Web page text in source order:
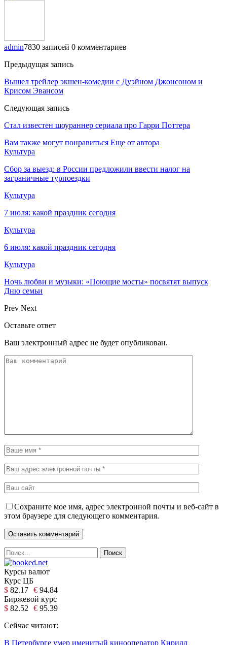
admin7830 записей 0 комментариев
Предыдущая запись
Вышел трейлер экшен-комедии с Дуэйном Джонсоном и
Крисом Эвансом
Следующая запись
Стал известен шоураннер сериала про Гарри Поттера
Вам также могут понравиться Еще от автора
Культура
Сбор за выезд: в России предложили ввести налог на
заграничные турпоездки
Культура
7 июля: какой праздник сегодня
Культура
6 июля: какой праздник сегодня
Культура
Ночь любви и музыки: «Поющие мосты» посвятят выпуск
Дню семьи
Prev Next
Оставьте ответ
Ваш электронный адрес не будет опубликован.
Сохраните мое имя, адрес электронной почты и веб-сайт в
этом браузере для следующего комментария.
Курсы валют
Курс ЦБ
$ 82.17 € 94.84
Биржевой курс
$ 82.52 € 95.39
Сейчас читают:
В Петербурге умер именитый кинооператор Кирилл